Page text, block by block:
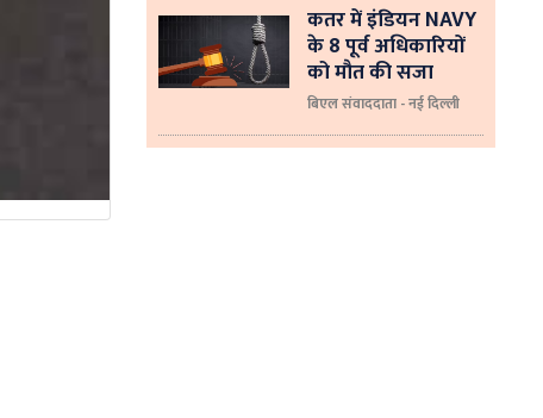
कतर में इंडियन NAVY
के 8 पूर्व अधिकारियों
को मौत की सजा
बिएल संवाददाता - नई दिल्ली